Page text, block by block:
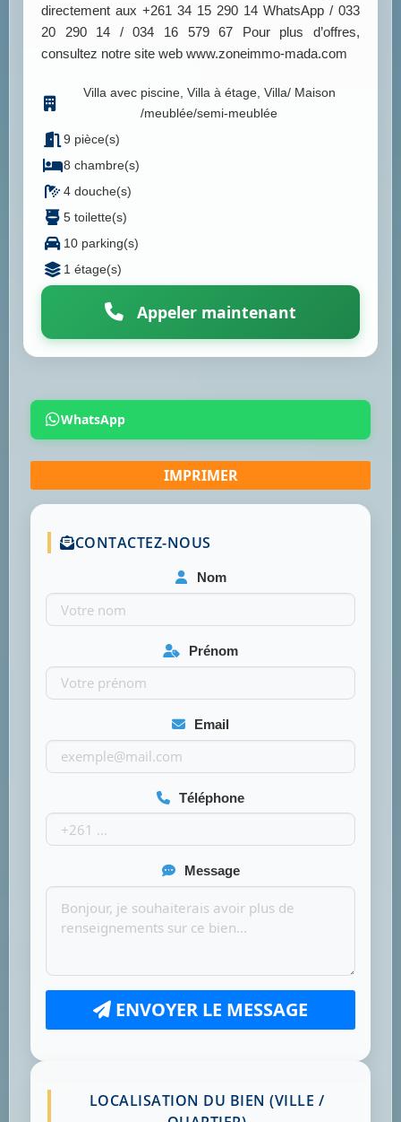
directement aux +261 34 15 290 14 WhatsApp / 033
20 290 14 / 034 16 579 67 Pour plus d’offres,
consultez notre site web www.zoneimmo-mada.com
Villa avec piscine, Villa à étage, Villa/ Maison
/meublée/semi-meublée
9 pièce(s)
8 chambre(s)
4 douche(s)
5 toilette(s)
10 parking(s)
1 étage(s)
Appeler maintenant
WhatsApp
CONTACTEZ-NOUS
Nom
Prénom
Email
Téléphone
Message
ENVOYER LE MESSAGE
LOCALISATION DU BIEN (VILLE /